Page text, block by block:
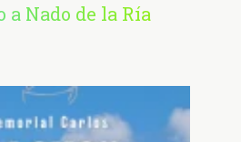
a Nado de la Ría